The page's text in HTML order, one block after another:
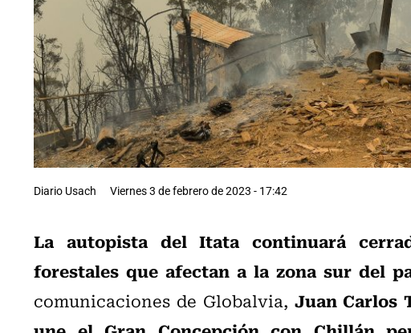
Diario Usach Viernes 3 de febrero de 2023 - 17:42
La autopista del Itata continuará
forestales que afectan a la zona sur del
comunicaciones de Globalvia, Juan Carlos